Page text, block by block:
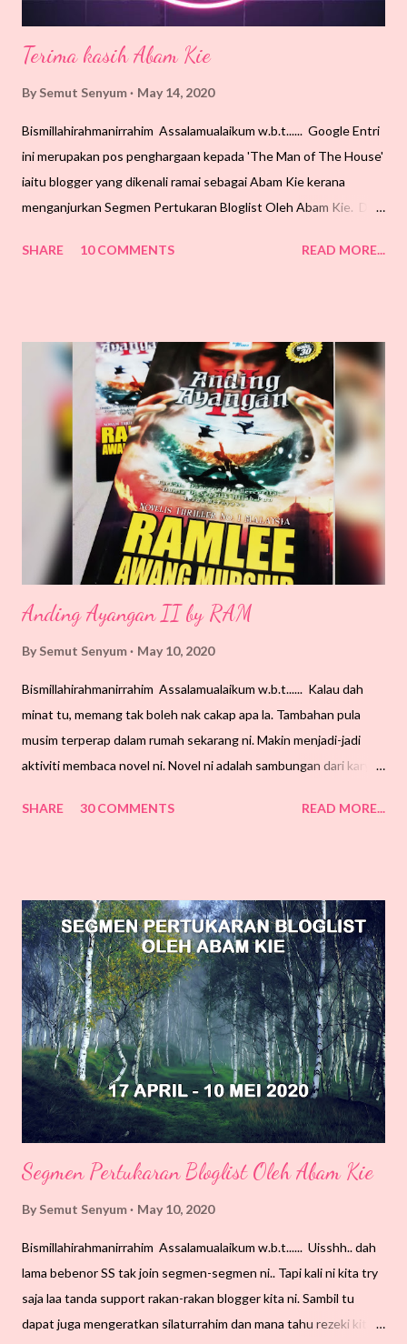
Terima kasih Abam Kie
By Semut Senyum May 14, 2020
Bismillahirahmanirrahim Assalamualaikum w.b.t...... Google Entri
ini merupakan pos penghargaan kepada 'The Man of The House'
iaitu blogger yang dikenali ramai sebagai Abam Kie kerana
menganjurkan Segmen Pertukaran Bloglist Oleh Abam Kie. Dan
bertuah pun bila join segmen-segmen oleh rakan-rakan blogger
ada tuah SS dalam segmen tu sebagai Pemenang Bertuah.
Dapatlah topup Maxis RM5. Yeaaahhh!!! Happy sangat! Semoga
Allah limpahkan rezeki untuk Abam Kie sekeluarga. Aamiin Yaa
Rabb. Boleh laa anjurkan lagi segmen lagi... Tahniah juga
diucapkan kepada rakan-rakan lain yang berjaya dan bertuah.
Terima kasih meluangkan masa di blog ini. "Sama-sama
memeriahkan dunia blog. Kalau k...
SHARE 10 COMMENTS READ MORE...
Anding Ayangan II by RAM
By Semut Senyum May 10, 2020
Bismillahirahmanirrahim Assalamualaikum w.b.t...... Kalau dah
minat tu, memang tak boleh nak cakap apa la. Tambahan pula
musim terperap dalam rumah sekarang ni. Makin menjadi-jadi
aktiviti membaca novel ni. Novel ni adalah sambungan dari karya
Atau mungkin, jenis kertas yang digunakan itu menyebabkan dia
betul. Terbaring lah, tertiarap la, terngiring lah, macam mana tak
terpeleot tangan tu. Tapi novel ni memang antara yang berat.
Tangan SS pula insan yang lemah. Walaupun tebal & berat,
pengembaraan ini haruslah diterokai sehingga akhirnya. Cerita
memang best. Dongengan yang memanipulasi fikiran seolah-olah
ia wujud di bumi nyata. Macam biasa, membaca novel karya
Ramlee Awang Mursyid n...
SHARE 30 COMMENTS READ MORE...
Segmen Pertukaran Bloglist Oleh Abam Kie
By Semut Senyum May 10, 2020
Bismillahirahmanirrahim Assalamualaikum w.b.t...... Uisshh.. dah
lama bebenor SS tak join segmen-segmen ni.. Tapi kali ni kita try
saja laa tanda support rakan-rakan blogger kita ni. Sambil tu
dapat juga mengeratkan silaturrahim dan mana tahu rezeki kita